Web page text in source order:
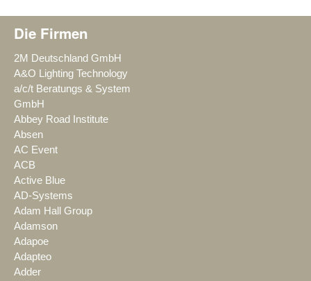
Die Firmen
2M Deutschland GmbH
A&O Lighting Technology
a/c/t Beratungs & System
GmbH
Abbey Road Institute
Absen
AC Event
ACB
Active Blue
AD-Systems
Adam Hall Group
Adamson
Adapoe
Adapteo
Adder